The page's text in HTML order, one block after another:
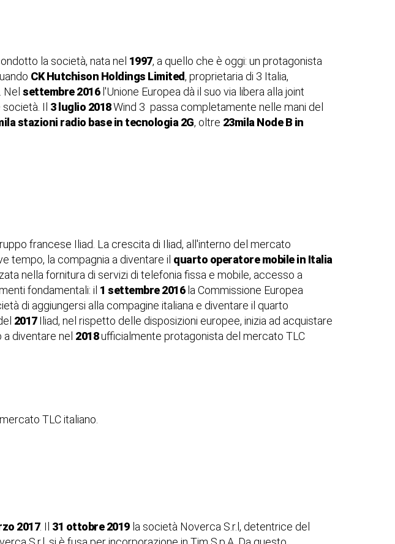
la società, nata nel 1997, a quello che è oggi: un protagonista
CK Hutchison Holdings Limited, proprietaria di 3 Italia,
settembre 2016l'Unione Europea dà il suo via libera alla joint
Il 3 luglio 2018Wind 3 passa completamente nelle mani del
stazioni radio base in tecnologia 2G, oltre 23mila Node B in
francese Iliad. La crescita di Iliad, all'interno del mercato
tempo, la compagnia a diventare il quarto operatore mobile in Italia
nella fornitura di servizi di telefonia fissa e mobile, accesso a
fondamentali: il 1 settembre 2016la Commissione Europea
di aggiungersi alla compagine italiana e diventare il quarto
2017Iliad, nel rispetto delle disposizioni europee, inizia ad acquistare
diventare nel 2018ufficialmente protagonista del mercato TLC
TLC italiano.
2017. Il 31 ottobre 2019la società Noverca S.r.l, detentrice del